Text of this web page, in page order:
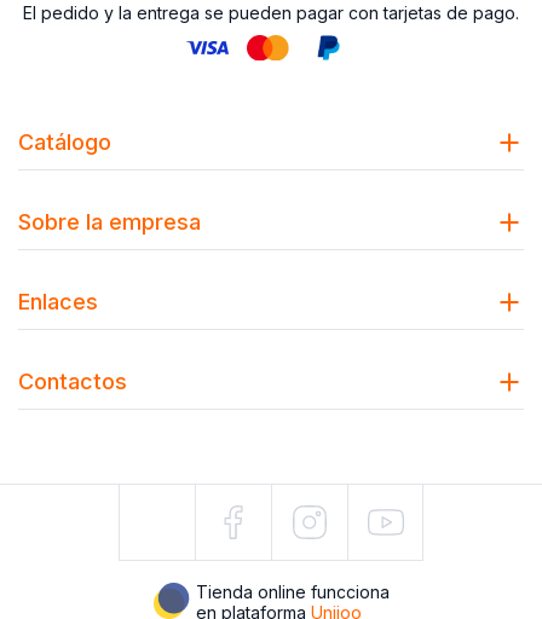
El pedido y la entrega se pueden pagar con tarjetas de pago.
Catálogo
Sobre la empresa
Enlaces
Contactos
Tienda online funcciona
en plataforma Uniioo